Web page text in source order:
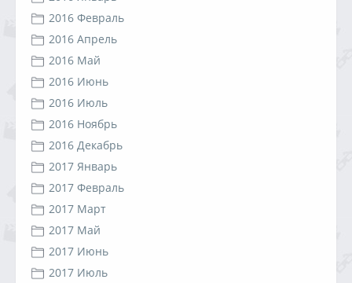
2016 Февраль
2016 Апрель
2016 Май
2016 Июнь
2016 Июль
2016 Ноябрь
2016 Декабрь
2017 Январь
2017 Февраль
2017 Март
2017 Май
2017 Июнь
2017 Июль